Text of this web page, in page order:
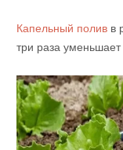
Капельный поливв
три раза